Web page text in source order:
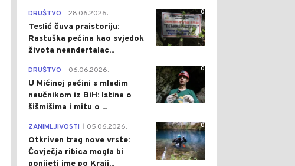
0
DRUŠTVO 28.06.2026.
Teslić čuva praistoriju:
Rastuška pećina kao svjedok
života neandertalac...
0
DRUŠTVO 06.06.2026.
U Mićinoj pećini s mladim
naučnikom iz BiH: Istina o
šišmišima i mitu o ...
0
ZANIMLJIVOSTI 05.06.2026.
Otkriven trag nove vrste:
Čovječja ribica mogla bi
ponijeti ime po Kraji...